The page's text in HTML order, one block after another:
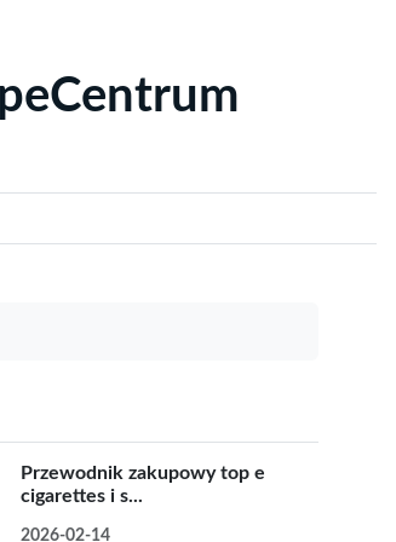
Przewodnik zakupowy top e
cigarettes i s...
2026-02-14